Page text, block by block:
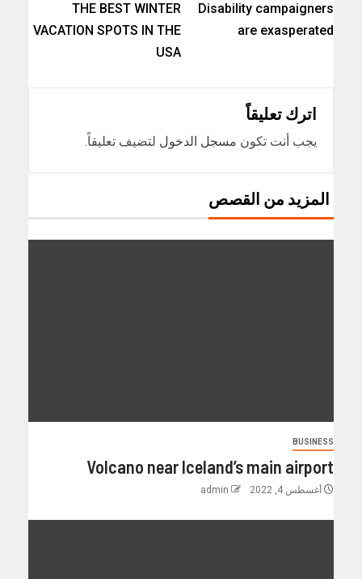
Disability campaigners
are exasperated
THE BEST WINTER
VACATION SPOTS IN THE
USA
اترك تعليقاً
يجب أنت تكون مسجل الدخول لتضيف تعليقاً.
المزيد من القصص
BUSINESS
Volcano near Iceland’s main airport
أغسطس 4, 2022 admin